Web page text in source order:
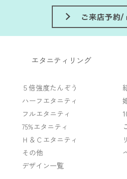
エタニティリング
５倍強度たんぞう
ハーフエタニティ
フルエタニティ
75%エタニティ
Ｈ＆Ｃエタニティ
その他
デザイン一覧